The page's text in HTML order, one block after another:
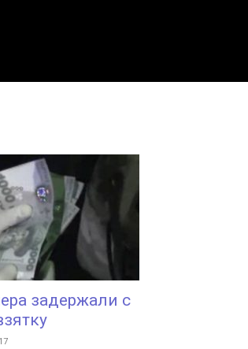
задержали с